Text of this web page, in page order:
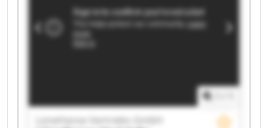
Vertriebs GmbH LüneHanse Vertriebs GmbH
LüneHanse Vertriebs GmbH LüneHanse
Vertriebs GmbH LüneHanse Vertriebs GmbH
LüneHanse Vertriebs GmbH LüneHanse
LüneHanse Vertriebs GmbH